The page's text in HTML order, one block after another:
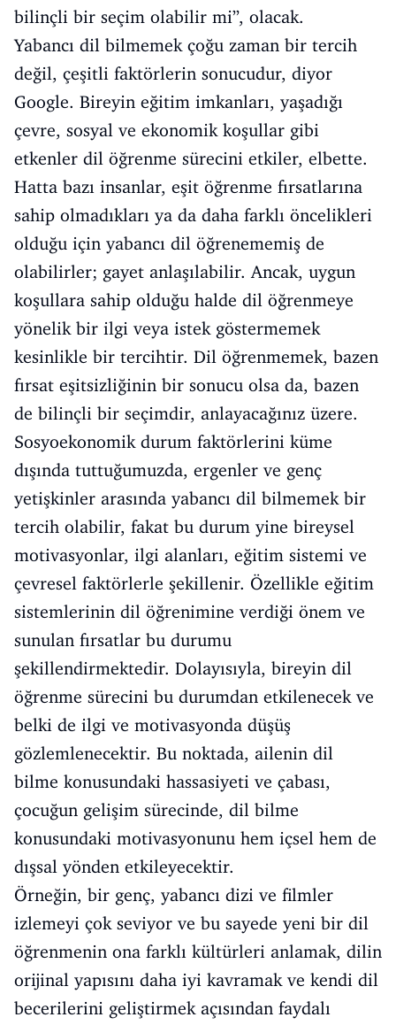
bilinçli bir seçim olabilir mi”, olacak.
Yabancı dil bilmemek çoğu zaman bir tercih
değil, çeşitli faktörlerin sonucudur, diyor
Google. Bireyin eğitim imkanları, yaşadığı
çevre, sosyal ve ekonomik koşullar gibi
etkenler dil öğrenme sürecini etkiler, elbette.
Hatta bazı insanlar, eşit öğrenme fırsatlarına
sahip olmadıkları ya da daha farklı öncelikleri
olduğu için yabancı dil öğrenememiş de
olabilirler; gayet anlaşılabilir. Ancak, uygun
koşullara sahip olduğu halde dil öğrenmeye
yönelik bir ilgi veya istek göstermemek
kesinlikle bir tercihtir. Dil öğrenmemek, bazen
fırsat eşitsizliğinin bir sonucu olsa da, bazen
de bilinçli bir seçimdir, anlayacağınız üzere.
Sosyoekonomik durum faktörlerini küme
dışında tuttuğumuzda, ergenler ve genç
yetişkinler arasında yabancı dil bilmemek bir
tercih olabilir, fakat bu durum yine bireysel
motivasyonlar, ilgi alanları, eğitim sistemi ve
çevresel faktörlerle şekillenir. Özellikle eğitim
sistemlerinin dil öğrenimine verdiği önem ve
sunulan fırsatlar bu durumu
şekillendirmektedir. Dolayısıyla, bireyin dil
öğrenme sürecini bu durumdan etkilenecek ve
belki de ilgi ve motivasyonda düşüş
gözlemlenecektir. Bu noktada, ailenin dil
bilme konusundaki hassasiyeti ve çabası,
çocuğun gelişim sürecinde, dil bilme
konusundaki motivasyonunu hem içsel hem de
dışsal yönden etkileyecektir.
Örneğin, bir genç, yabancı dizi ve filmler
izlemeyi çok seviyor ve bu sayede yeni bir dil
öğrenmenin ona farklı kültürleri anlamak, dilin
orijinal yapısını daha iyi kavramak ve kendi dil
becerilerini geliştirmek açısından faydalı